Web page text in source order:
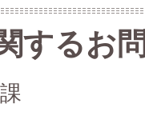
するお